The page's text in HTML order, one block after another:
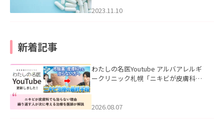
2023.11.10
新着記事
わたしの名医Youtube アルバアレルギ
ークリニック札幌「ニキビが皮膚科で
ました。
2026.08.07